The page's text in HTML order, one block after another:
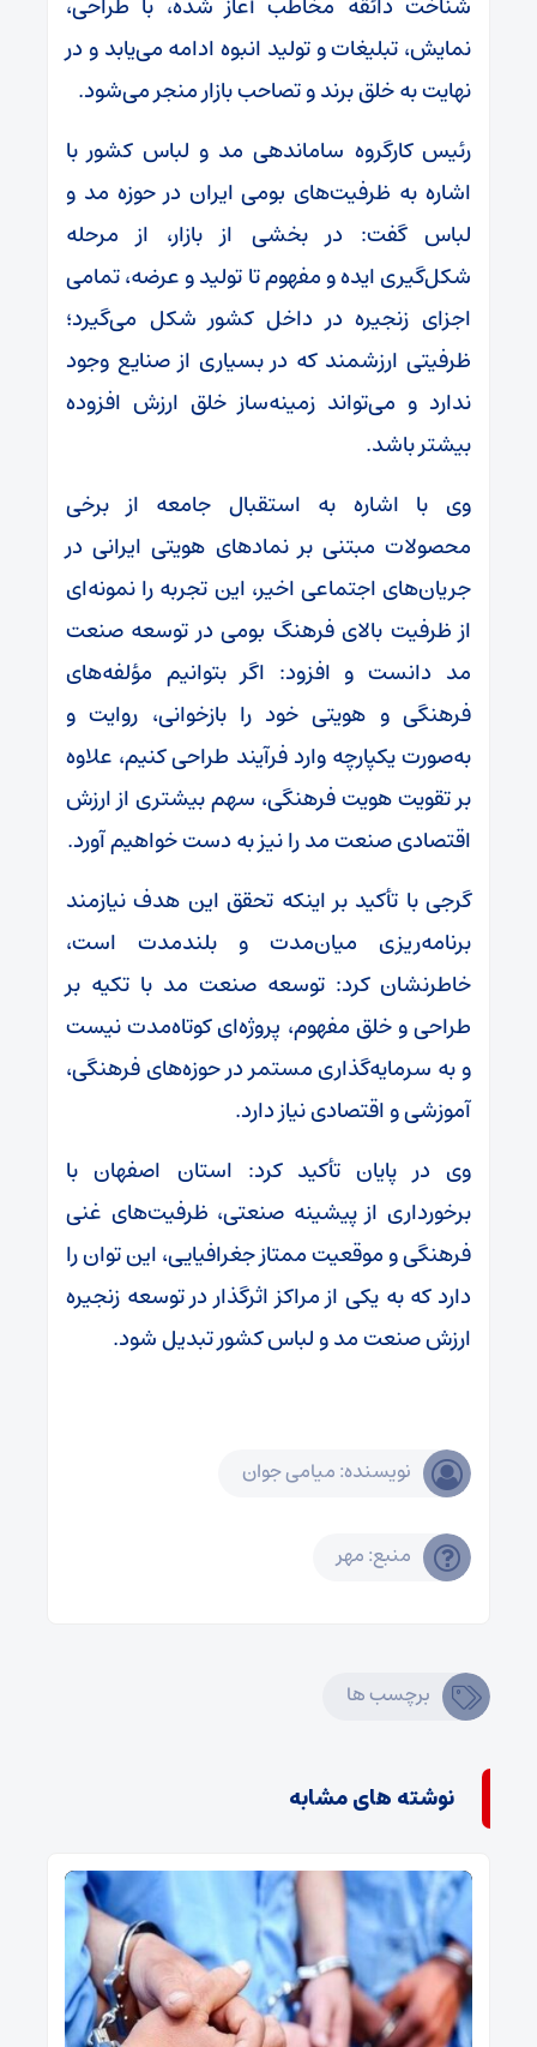
نمایش، تبلیغات و تولید انبوه ادامه می‌یابد و در
نهایت به خلق برند و تصاحب بازار منجر می‌شود.
رئیس کارگروه ساماندهی مد و لباس کشور با
اشاره به ظرفیت‌های بومی ایران در حوزه مد و
لباس گفت: در بخشی از بازار، از مرحله
شکل‌گیری ایده و مفهوم تا تولید و عرضه، تمامی
اجزای زنجیره در داخل کشور شکل می‌گیرد؛
ظرفیتی ارزشمند که در بسیاری از صنایع وجود
ندارد و می‌تواند زمینه‌ساز خلق ارزش افزوده
بیشتر باشد.
وی با اشاره به استقبال جامعه از برخی
محصولات مبتنی بر نمادهای هویتی ایرانی در
جریان‌های اجتماعی اخیر، این تجربه را نمونه‌ای
از ظرفیت بالای فرهنگ بومی در توسعه صنعت
مد دانست و افزود: اگر بتوانیم مؤلفه‌های
فرهنگی و هویتی خود را بازخوانی، روایت و
به‌صورت یکپارچه وارد فرآیند طراحی کنیم، علاوه
بر تقویت هویت فرهنگی، سهم بیشتری از ارزش
اقتصادی صنعت مد را نیز به دست خواهیم آورد.
گرجی با تأکید بر اینکه تحقق این هدف نیازمند
برنامه‌ریزی میان‌مدت و بلندمدت است،
خاطرنشان کرد: توسعه صنعت مد با تکیه بر
طراحی و خلق مفهوم، پروژه‌ای کوتاه‌مدت نیست
و به سرمایه‌گذاری مستمر در حوزه‌های فرهنگی،
آموزشی و اقتصادی نیاز دارد.
وی در پایان تأکید کرد: استان اصفهان با
برخورداری از پیشینه صنعتی، ظرفیت‌های غنی
فرهنگی و موقعیت ممتاز جغرافیایی، این توان را
دارد که به یکی از مراکز اثرگذار در توسعه زنجیره
ارزش صنعت مد و لباس کشور تبدیل شود.
نویسنده: میامی جوان
منبع: مهر
برچسب ها
نوشته های مشابه